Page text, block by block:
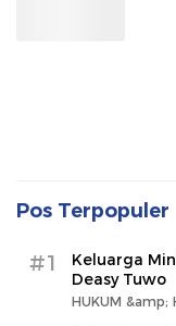
Pos Terpopuler
#1
Keluarga
Deasy Tuwo
HUKUM &amp;